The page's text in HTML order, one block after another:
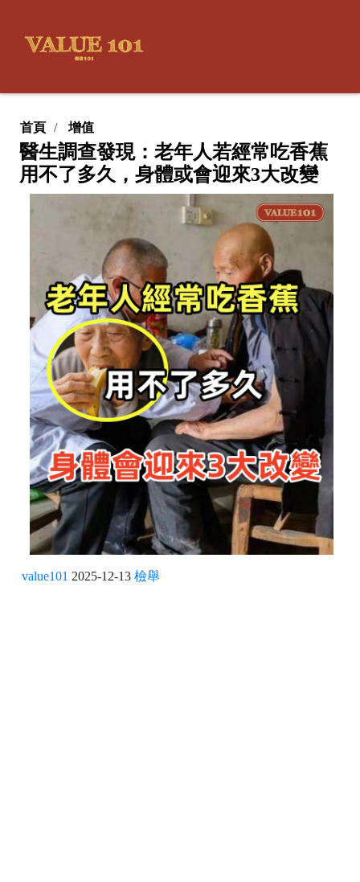
首頁 增值
醫生調查發現：老年人若經常吃香蕉
用不了多久，身體或會迎來3大改變
value101 2025-12-13 檢舉